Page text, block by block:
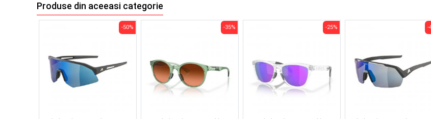
Produse din aceeasi categorie
-50% -35% -25% -